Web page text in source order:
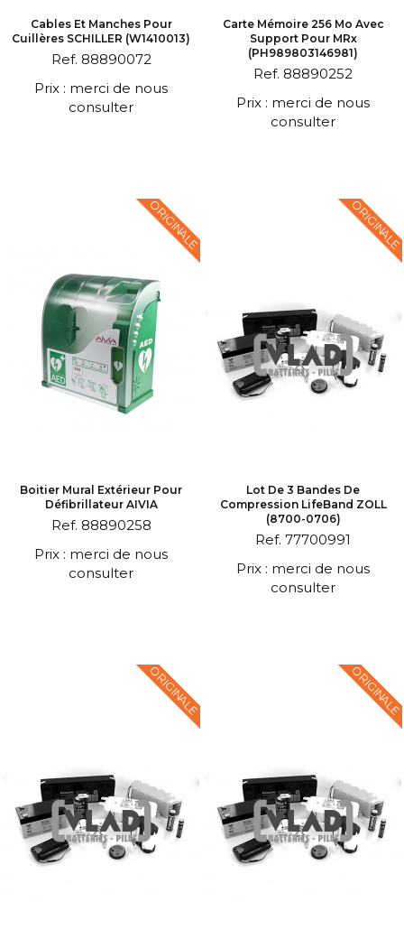
Cables Et Manches Pour
Cuillères SCHILLER (W1410013)
Ref. 88890072
Prix : merci de nous
consulter
Carte Mémoire 256 Mo Avec
Support Pour MRx
(PH989803146981)
Ref. 88890252
Prix : merci de nous
consulter
ORIGINALE
Boitier Mural Extérieur Pour
Défibrillateur AIVIA
Ref. 88890258
Prix : merci de nous
consulter
ORIGINALE
Lot De 3 Bandes De
Compression LifeBand ZOLL
(8700-0706)
Ref. 77700991
Prix : merci de nous
consulter
ORIGINALE ORIGINALE